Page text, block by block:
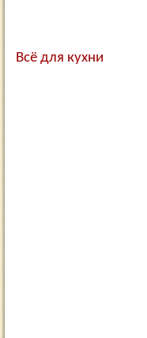
Всё для кухни